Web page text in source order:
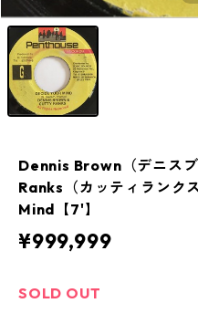
Dennis Brown（デニス
Ranks（カッティランク
Mind【7'】
¥999,999
SOLD OUT